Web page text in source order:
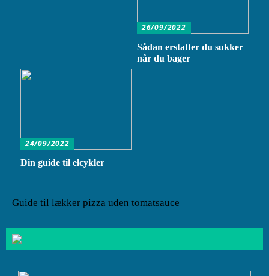
26/09/2022
Sådan erstatter du sukker
når du bager
24/09/2022
Din guide til elcykler
Guide til lækker pizza uden tomatsauce